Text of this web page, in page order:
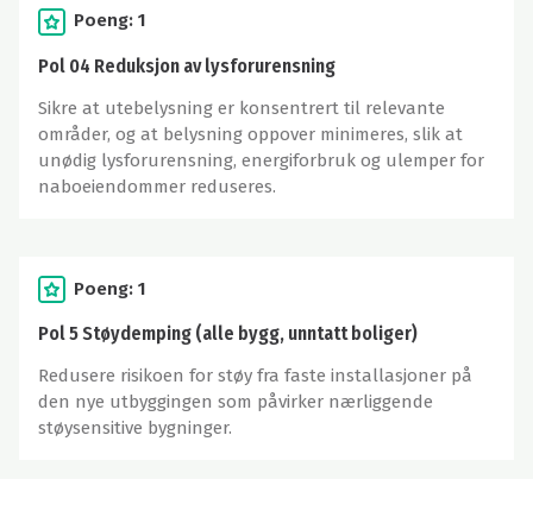
Poeng: 1
Pol 04 Reduksjon av lysforurensning
Sikre at utebelysning er konsentrert til relevante
områder, og at belysning oppover minimeres, slik at
unødig lysforurensning, energiforbruk og ulemper for
naboeiendommer reduseres.
Poeng: 1
Pol 5 Støydemping (alle bygg, unntatt boliger)
Redusere risikoen for støy fra faste installasjoner på
den nye utbyggingen som påvirker nærliggende
støysensitive bygninger.